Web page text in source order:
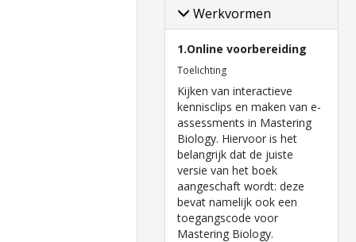
Werkvormen
1.Online voorbereiding
Toelichting
Kijken van interactieve
kennisclips en maken van e-
assessments in Mastering
Biology. Hiervoor is het
belangrijk dat de juiste
versie van het boek
aangeschaft wordt: deze
bevat namelijk ook een
toegangscode voor
Mastering Biology.